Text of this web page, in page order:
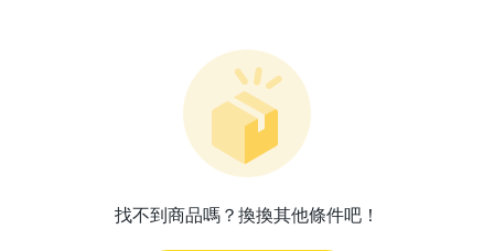
找不到商品嗎？換換其他條件吧！